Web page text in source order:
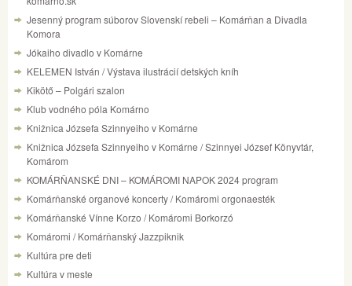
Jesenný program súborov Slovenskí rebeli – Komárňan a Divadla
Komora
Jókaiho divadlo v Komárne
KELEMEN István / Výstava ilustrácií detských kníh
Kikötő – Polgári szalon
Klub vodného póla Komárno
Knižnica Józsefa Szinnyeiho v Komárne
Knižnica Józsefa Szinnyeiho v Komárne / Szinnyei József Könyvtár,
Komárom
KOMÁRŇANSKÉ DNI – KOMÁROMI NAPOK 2024 program
Komárňanské organové koncerty / Komáromi orgonaesték
Komárňanské Vínne Korzo / Komáromi Borkorzó
Komáromi / Komárňanský Jazzpiknik
Kultúra pre deti
Kultúra v meste